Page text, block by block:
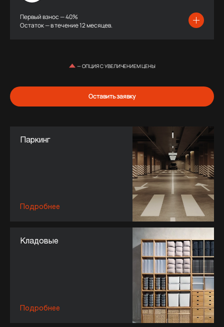
Первый взнос — 40%
Остаток — в течение 12 месяцев.
— ОПЦИЯ С УВЕЛИЧЕНИЕМ ЦЕНЫ
Оставить заявку
Паркинг
Подробнее
Кладовые
Подробнее